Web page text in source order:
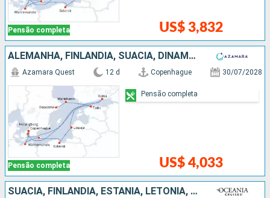
Pensão completa US$ 3,832
ALEMANHA, FINLÃNDIA, SUÃCIA, DINAMARCA, LETÔNIA, POLÓNIA, ESTÃNIA
Pensão completa
Azamara Quest 12 d Copenhague 30/07/2028
US$ 4,033
Pensão completa
SUÃCIA, FINLÃNDIA, ESTÃNIA, LETÔNIA, POLÓNIA, ALEMANHA, DINAMARCA